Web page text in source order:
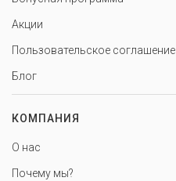
Акции
Пользовательское соглашение
Блог
КОМПАНИЯ
О нас
Почему мы?